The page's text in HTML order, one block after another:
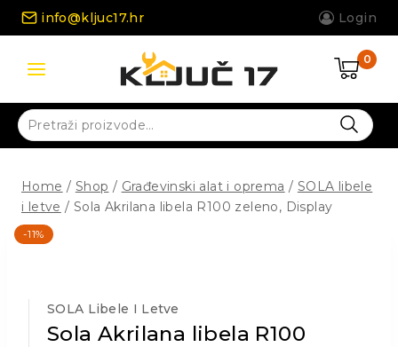
Skip
info@kljuc17.hr Login
0
Pretraži:
Home / Shop / Građevinski alat i oprema / SOLA libele
i letve / Sola Akrilana libela R100 zeleno, Display
-11%
SOLA Libele I Letve
Sola Akrilana libela R100